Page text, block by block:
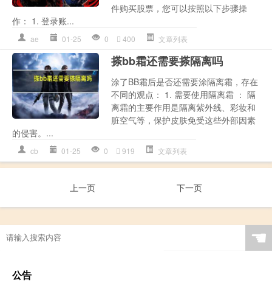
件购买股票，您可以按照以下步骤操
作： 1. 登录账...
ae 01-25 0 400 文章列表
搽bb霜还需要搽隔离吗
涂了BB霜后是否还需要涂隔离霜，存在
不同的观点： 1. 需要使用隔离霜 ： 隔
离霜的主要作用是隔离紫外线、彩妆和
脏空气等，保护皮肤免受这些外部因素
的侵害。...
cb 01-25 0 919 文章列表
上一页 下一页
☚
公告